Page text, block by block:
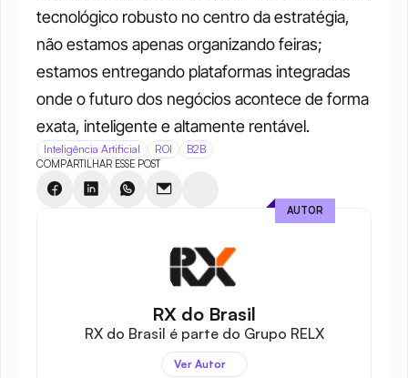
tecnológico robusto no centro da estratégia,
não estamos apenas organizando feiras;
estamos entregando plataformas integradas
onde o futuro dos negócios acontece de forma
exata, inteligente e altamente rentável.
Inteligência Artificial ROI B2B
COMPARTILHAR ESSE POST
RX do Brasil
RX do Brasil é parte do Grupo RELX
Ver Autor
AUTOR